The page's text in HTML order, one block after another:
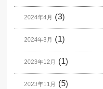
2024年4月 (3)
2024年3月 (1)
2023年12月 (1)
2023年11月 (5)